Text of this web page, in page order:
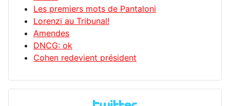
Les premiers mots de Pantaloni
Lorenzi au Tribunal!
Amendes
DNCG: ok
Cohen redevient président